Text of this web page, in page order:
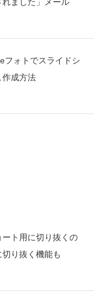
フォトでスライドシ
作成方法
ート用に切り抜くの
り抜く機能も